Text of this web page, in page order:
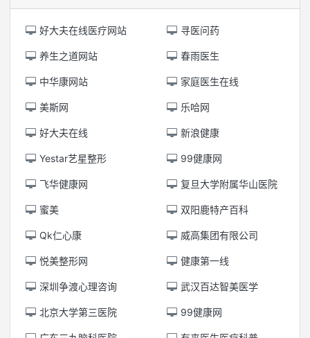
好大夫在线医疗网站 寻医问药
养生之道网站 春雨医生
中华康网站 家庭医生在线
美斯网 乐哈网
好大夫在线 新浪健康
Yestar艺星整形 99健康网
飞华健康网 复旦大学附属华山医院
蜜美 双阳鹿特产百科
Qk仁心康 威高集团有限公司
悦美整形网 健康第一线
深圳争渡心理咨询 武汉百达智美医学
北京大学第三医院 99健康网